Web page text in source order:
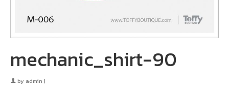
mechanic_shirt-90
by admin |